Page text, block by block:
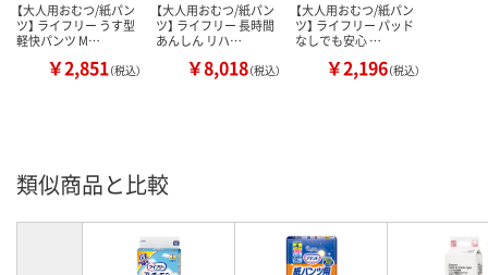
【大人用おむつ/紙パン
ツ】 ライフリー うす型
軽快パンツ M…
￥2,851（税込）
【大人用おむつ/紙パン
ツ】 ライフリー 長時間
あんしん リハ…
￥8,018（税込）
【大人用おむつ/紙パン
ツ】 ライフリー パッド
なしでも安心 …
￥2,196（税込）
類似商品と比較